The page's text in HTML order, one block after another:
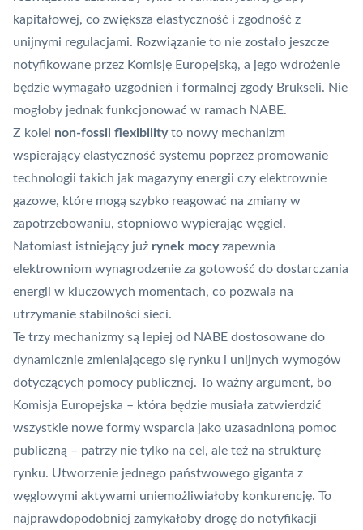
kapitałowej, co zwiększa elastyczność i zgodność z
unijnymi regulacjami. Rozwiązanie to nie zostało jeszcze
notyfikowane przez Komisję Europejską, a jego wdrożenie
będzie wymagało uzgodnień i formalnej zgody Brukseli. Nie
mogłoby jednak funkcjonować w ramach NABE.
Z kolei non-fossil flexibilityto nowy mechanizm
wspierający elastyczność systemu poprzez promowanie
technologii takich jak magazyny energii czy elektrownie
gazowe, które mogą szybko reagować na zmiany w
zapotrzebowaniu, stopniowo wypierając węgiel.
Natomiast istniejący już rynek mocyzapewnia
elektrowniom wynagrodzenie za gotowość do dostarczania
energii w kluczowych momentach, co pozwala na
utrzymanie stabilności sieci.
Te trzy mechanizmy są lepiej od NABE dostosowane do
dynamicznie zmieniającego się rynku i unijnych wymogów
dotyczących pomocy publicznej. To ważny argument, bo
Komisja Europejska – która będzie musiała zatwierdzić
wszystkie nowe formy wsparcia jako uzasadnioną pomoc
publiczną – patrzy nie tylko na cel, ale też na strukturę
rynku. Utworzenie jednego państwowego giganta z
węglowymi aktywami uniemożliwiałoby konkurencję. To
najprawdopodobniej zamykałoby drogę do notyfikacji